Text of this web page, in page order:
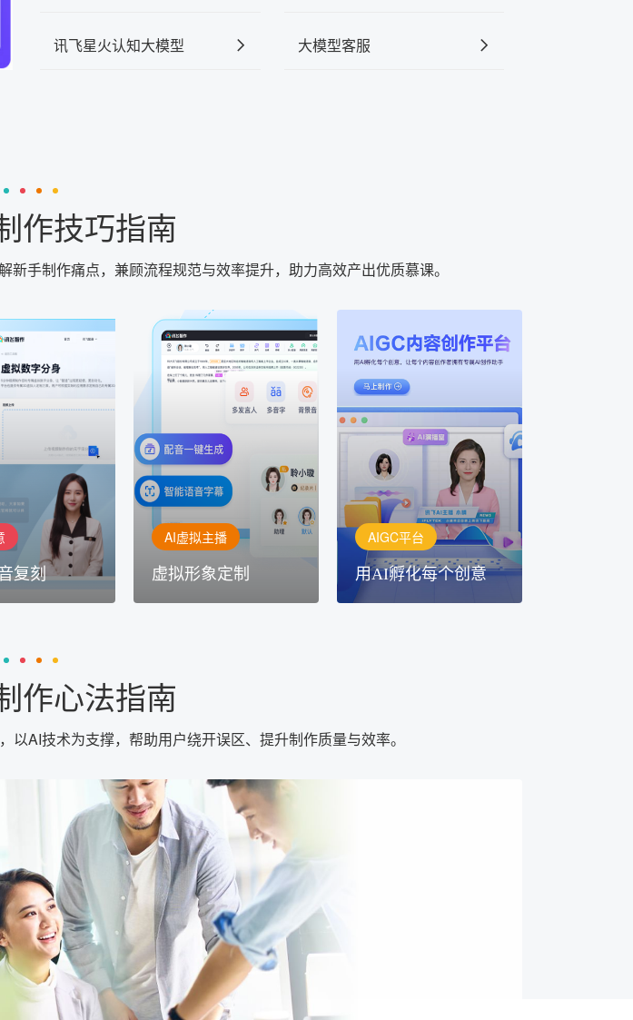
讯飞星火认知大模型 大模型客服
作技巧指南
手制作痛点，兼顾流程规范与效率提升，助力高效产出优质慕课。
复刻
复刻
AIGC 能力集中展
验 AIGC 给生活
AI虚拟主播
虚拟形象定制
虚拟形象定制
讯飞智作：让每一个内容创
作者高效生产灵活定制
AIGC平台
用AI孵化每个创意
AIGC平台
用AI孵化每个创意
讯飞AIGC平台：让每个创
作者都拥有自己的专注AI创
作助手
作心法指南
以AI技术为支撑，帮助用户绕开误区、提升制作质量与效率。